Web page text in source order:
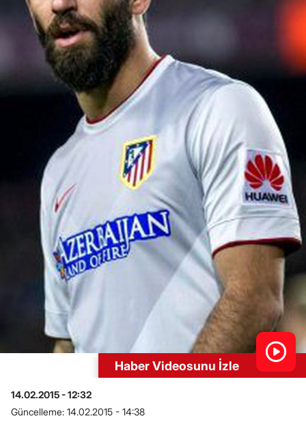
Haber Videosunu İzle
14.02.2015 - 12:32
Güncelleme: 14.02.2015 - 14:38